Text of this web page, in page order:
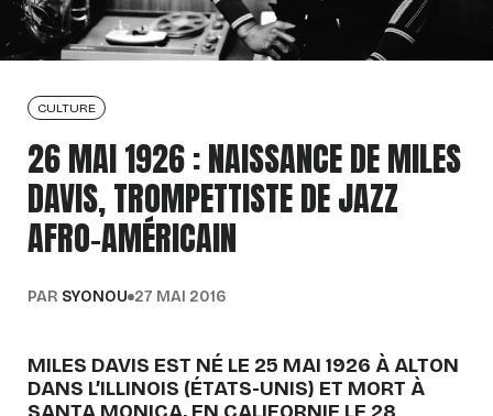
CULTURE
26 MAI 1926 : NAISSANCE DE MILES
DAVIS, TROMPETTISTE DE JAZZ
AFRO-AMÉRICAIN
PAR SYONOU 27 MAI 2016
MILES DAVIS EST NÉ LE 25 MAI 1926 À ALTON
DANS L’ILLINOIS (ÉTATS-UNIS) ET MORT À